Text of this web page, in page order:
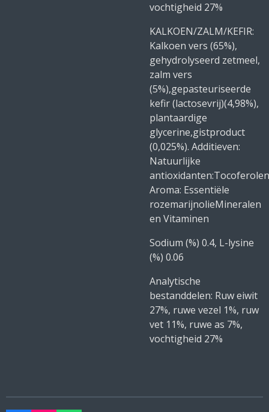
vochtigheid 27%
KALKOEN/ZALM/KEFIR:
Kalkoen vers (65%),
gehydrolyseerd zetmeel,
zalm vers
(5%),gepasteuriseerde
kefir (lactosevrij)(4,98%),
plantaardige
glycerine,gistproduct
(0,025%). Additieven:
Natuurlijke
Aroma: Essentiële
rozemarijnolieMineralen
en Vitaminen
Sodium (%) 0.4, L-lysine
(%) 0.06
Analytische
bestanddelen: Ruw eiwit
27%, ruwe vezel 1%, ruw
vet 11%, ruwe as 7%,
vochtigheid 27%